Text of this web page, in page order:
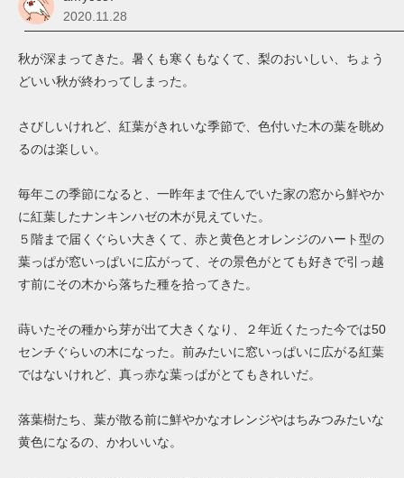
2020.11.28
秋が深まってきた。暑くも寒くもなくて、梨のおいしい、ちょう
どいい秋が終わってしまった。
さびしいけれど、紅葉がきれいな季節で、色付いた木の葉を眺め
るのは楽しい。
毎年この季節になると、一昨年まで住んでいた家の窓から鮮やか
に紅葉したナンキンハゼの木が見えていた。
５階まで届くぐらい大きくて、赤と黄色とオレンジのハート型の
葉っぱが窓いっぱいに広がって、その景色がとても好きで引っ越
す前にその木から落ちた種を拾ってきた。
蒔いたその種から芽が出て大きくなり、２年近くたった今では50
センチぐらいの木になった。前みたいに窓いっぱいに広がる紅葉
ではないけれど、真っ赤な葉っぱがとてもきれいだ。
落葉樹たち、葉が散る前に鮮やかなオレンジやはちみつみたいな
黄色になるの、かわいいな。